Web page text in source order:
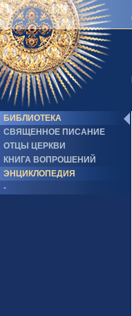
БИБЛИОТЕКА
СВЯЩЕННОЕ ПИСАНИЕ
ОТЦЫ ЦЕРКВИ
КНИГА ВОПРОШЕНИЙ
ЭНЦИКЛОПЕДИЯ
-